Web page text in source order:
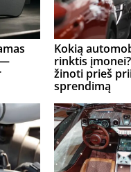
—
Kokią
rinktis
žinoti prieš
sprendimą